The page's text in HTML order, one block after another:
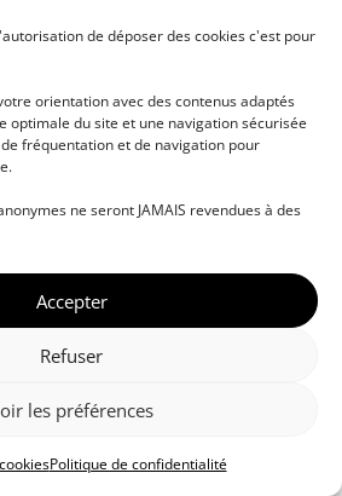
de déposer des cookies c'est pour
orientation avec des contenus adaptés
optimale du site et une navigation sécurisée
fréquentation et de navigation pour
ne seront JAMAIS revendues à des
Accepter
Refuser
les préférences
Politique de confidentialité
professionnelles • Paris •